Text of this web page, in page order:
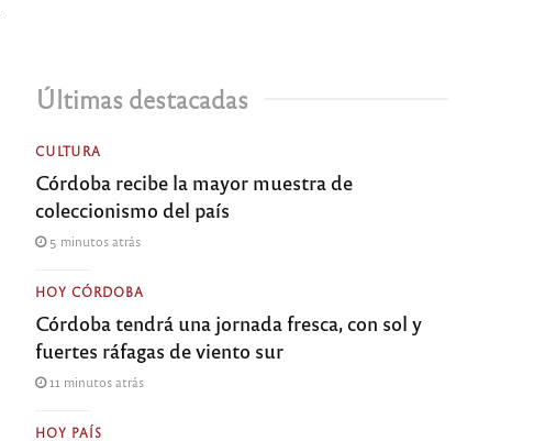
Últimas destacadas
CULTURA
Córdoba recibe la mayor muestra de
coleccionismo del país
5 minutos atrás
HOY CÓRDOBA
Córdoba tendrá una jornada fresca, con sol y
fuertes ráfagas de viento sur
11 minutos atrás
HOY PAÍS